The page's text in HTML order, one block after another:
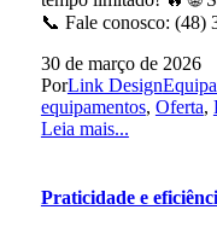
📞 Fale conosco: (48)
30 de março de 2026
PorLink Design
equipamentos, Oferta,
Leia mais...
Praticidade e